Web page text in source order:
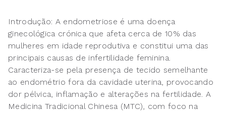
Introdução: A endometriose é uma doença
ginecológica crónica que afeta cerca de 10% das
mulheres em idade reprodutiva e constitui uma das
principais causas de infertilidade feminina.
Caracteriza-se pela presença de tecido semelhante
ao endométrio fora da cavidade uterina, provocando
dor pélvica, inflamação e alterações na fertilidade. A
Medicina Tradicional Chinesa (MTC), com foco na